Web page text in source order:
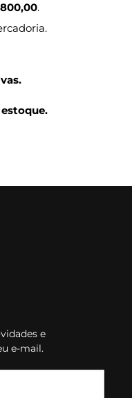
.
e
e-mail.